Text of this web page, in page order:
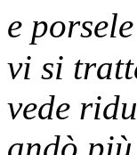
e
vi si
vede
andò